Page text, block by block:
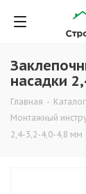
насадки
Главная - Каталог
Монтажный
2,4-3,2-4,0-4,8 мм